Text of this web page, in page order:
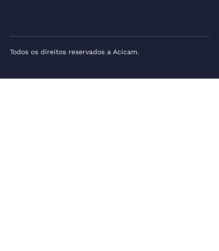
Todos os direitos reservados a Acicam.